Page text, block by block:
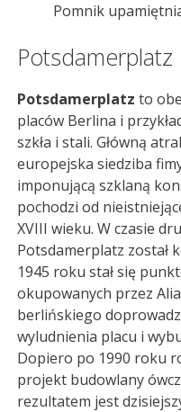
Pomnik
Potsdamerplatz
Potsdamerplatz to
placów Berlina i
szkła i stali. Główną
europejska siedziba
imponującą szklaną
pochodzi od
XVIII wieku. W czasie
Potsdamerplatz został
1945 roku stał się
okupowanych przez
berlińskiego
wyludnienia placu i
Dopiero po 1990 roku
projekt budowlany
rezultatem jest